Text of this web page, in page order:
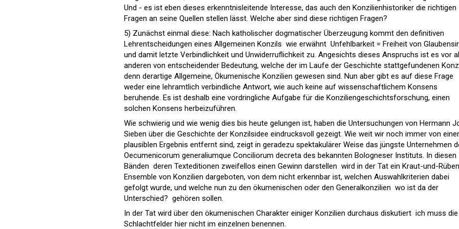
Und - es ist eben dieses erkenntnisleitende Interesse, das auch den Konzilienhistoriker die richtigen
Fragen an seine Quellen stellen lässt. Welche aber sind diese richtigen Fragen?
5) Zunächst einmal diese: Nach katholischer dogmatischer Überzeugung kommt den definitiven
Lehrentscheidungen eines Allgemeinen Konzils  wie erwähnt  Unfehlbarkeit = Freiheit von
und damit letzte Verbindlichkeit und Unwiderruflichkeit zu. Angesichts dieses Anspruchs ist es vor
anderen von entscheidender Bedeutung, welche der im Laufe der Geschichte stattgefundenen
denn derartige Allgemeine, Ökumenische Konzilien gewesen sind. Nun aber gibt es auf diese Frage
weder eine lehramtlich verbindliche Antwort, wie auch keine auf wissenschaftlichem Konsens
beruhende. Es ist deshalb eine vordringliche Aufgabe für die Konziliengeschichtsforschung, einen
solchen Konsens herbeizuführen.
Wie schwierig und wie wenig dies bis heute gelungen ist, haben die Untersuchungen von Hermann
Sieben über die Geschichte der Konzilsidee eindrucksvoll gezeigt. Wie weit wir noch immer von
plausiblen Ergebnis entfernt sind, zeigt in geradezu spektakulärer Weise das jüngste Unternehmen
Oecumenicorum generaliumque Conciliorum decreta des bekannten Bologneser Instituts. In diesen
Bänden  deren Texteditionen zweifellos einen Gewinn darstellen  wird in der Tat ein Kraut-und-
Ensemble von Konzilien dargeboten, von dem nicht erkennbar ist, welchen Auswahlkriterien dabei
gefolgt wurde, und welche nun zu den ökumenischen oder den Generalkonzilien  wo ist da der
Unterschied?  gehören sollen.
In der Tat wird über den ökumenischen Charakter einiger Konzilien durchaus diskutiert  ich muss die
Schlachtfelder hier nicht im einzelnen benennen.